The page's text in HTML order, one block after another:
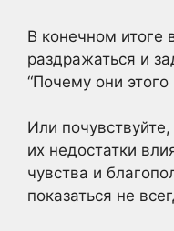
В конечном итоге
раздражаться и
“Почему они
Или
их недостатки
чувства и
показаться не